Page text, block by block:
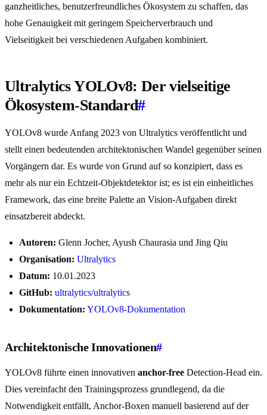
ganzheitliches, benutzerfreundliches Ökosystem zu schaffen, das
hohe Genauigkeit mit geringem Speicherverbrauch und
Vielseitigkeit bei verschiedenen Aufgaben kombiniert.
Ultralytics YOLOv8: Der vielseitige
Ökosystem-Standard#
YOLOv8 wurde Anfang 2023 von Ultralytics veröffentlicht und
stellt einen bedeutenden architektonischen Wandel gegenüber seinen
Vorgängern dar. Es wurde von Grund auf so konzipiert, dass es
mehr als nur ein Echtzeit-Objektdetektor ist; es ist ein einheitliches
Framework, das eine breite Palette an Vision-Aufgaben direkt
einsatzbereit abdeckt.
Autoren: Glenn Jocher, Ayush Chaurasia und Jing Qiu
Organisation: Ultralytics
Datum: 10.01.2023
GitHub: ultralytics/ultralytics
Dokumentation: YOLOv8-Dokumentation
Architektonische Innovationen#
YOLOv8 führte einen innovativen anchor-free Detection-Head ein.
Dies vereinfacht den Trainingsprozess grundlegend, da die
Notwendigkeit entfällt, Anchor-Boxen manuell basierend auf der